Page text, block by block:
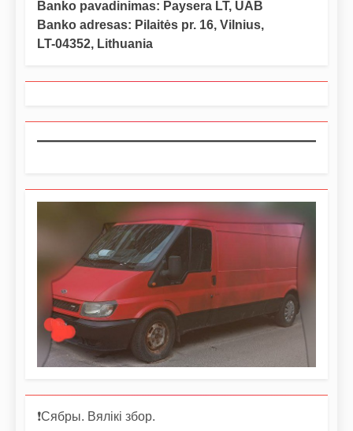
Banko pavadinimas: Paysera LT, UAB
Banko adresas: Pilaitės pr. 16, Vilnius,
LT-04352, Lithuania
❗️Сябры. Вялікі збор.